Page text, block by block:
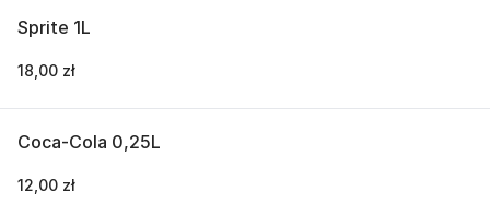
Sprite 1L
18,00 zł
Coca-Cola 0,25L
12,00 zł